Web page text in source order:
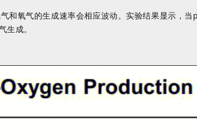
和氧气的生成速率会相应波动。实验结果显示，
成。